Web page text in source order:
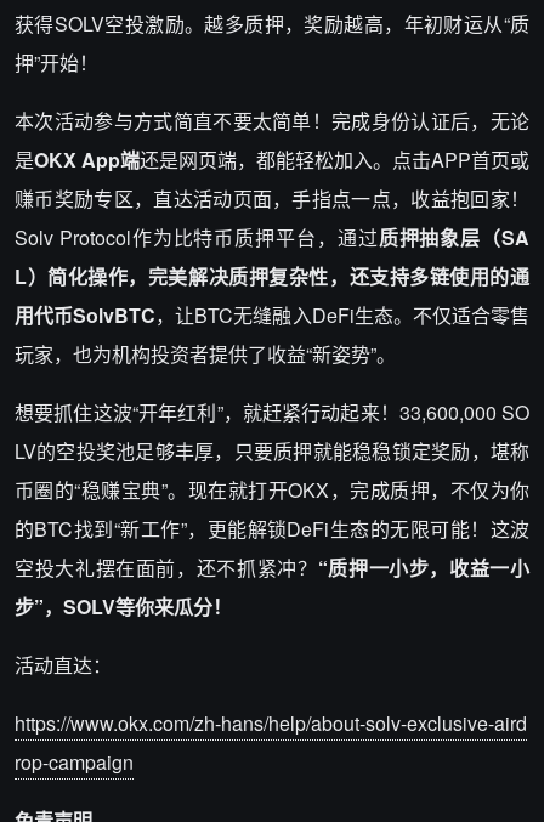
获得SOLV空投激励。越多质押，奖励越高，年初财运从“质
押”开始！
本次活动参与方式简直不要太简单！完成身份认证后，无论
是OKX App端还是网页端，都能轻松加入。点击APP首页或
赚币奖励专区，直达活动页面，手指点一点，收益抱回家！
Solv Protocol作为比特币质押平台，通过质押抽象层（SA
L）简化操作，完美解决质押复杂性，还支持多链使用的通
用代币SolvBTC，让BTC无缝融入DeFi生态。不仅适合零售
玩家，也为机构投资者提供了收益“新姿势”。
想要抓住这波“开年红利”，就赶紧行动起来！33,600,000 SO
LV的空投奖池足够丰厚，只要质押就能稳稳锁定奖励，堪称
币圈的“稳赚宝典”。现在就打开OKX，完成质押，不仅为你
的BTC找到“新工作”，更能解锁DeFi生态的无限可能！这波
空投大礼摆在面前，还不抓紧冲？ “质押一小步，收益一小
步”，SOLV等你来瓜分！
活动直达：
https://www.okx.com/zh-hans/help/about-solv-exclusive-aird
rop-campaign